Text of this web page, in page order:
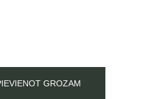
GROZAM